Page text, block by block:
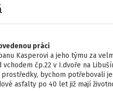
práci
Kasperovi a jeho týmu za
čp.22 v I.dvoře na
bychom potřebovali
asfalty po 40 let již mají